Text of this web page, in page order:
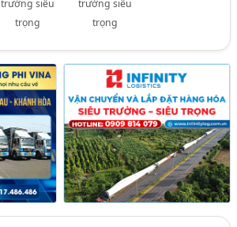
trường siêu
trọng
trường siêu
trọng